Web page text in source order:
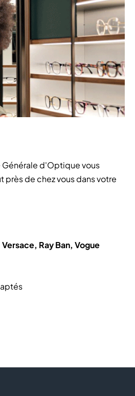
d'Optique vous
de chez vous dans votre
Versace, Ray Ban, Vogue
de financement type
lentilles et traitements de